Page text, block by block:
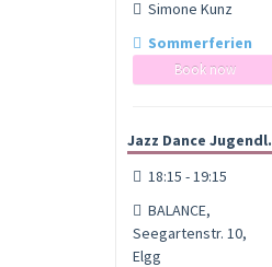
Simone Kunz
Sommerferien
Book now
Jazz Dance Jugendl.
18:15 - 19:15
BALANCE,
Seegartenstr. 10,
Elgg